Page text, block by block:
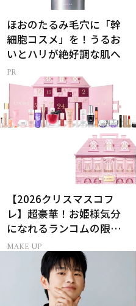
ほおのたるみ毛穴に「幹
細胞コスメ」を！うるお
いとハリが絶好調な肌へ
【2026クリスマスコフ
レ】超豪華！お姫様気分
になれるランコムの限定
コスメキット
MAKE UP